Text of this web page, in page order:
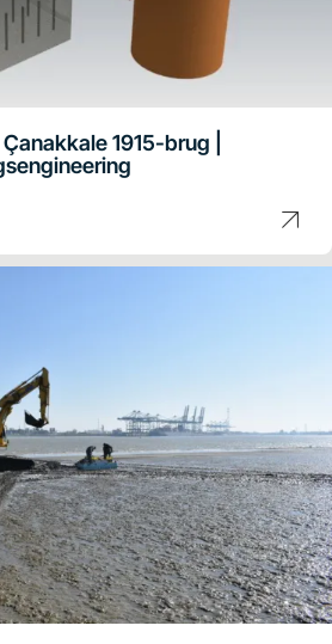
1915-brug |